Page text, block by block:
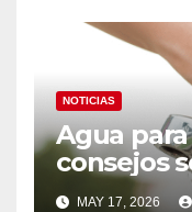
NOTICIAS
Agua
consejos
ahorrar
MAY 17, 2026